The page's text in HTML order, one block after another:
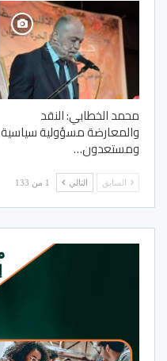
محمد الخطابي: النقد
والمعارضة مسؤولية سياسية
ومستعدون…
السابق التالي 1 من 133